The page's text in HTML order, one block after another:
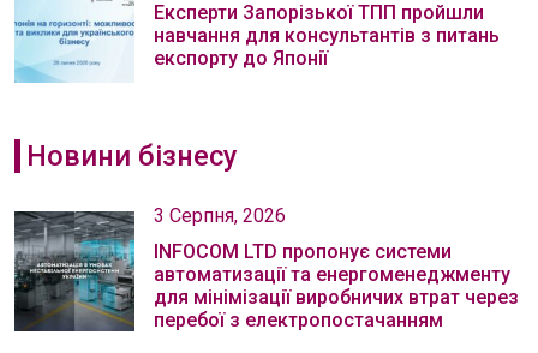
Експерти Запорізької ТПП пройшли
навчання для консультантів з питань
експорту до Японії
Новини бізнесу
3 Серпня, 2026
INFOCOM LTD пропонує системи
автоматизації та енергоменеджменту
для мінімізації виробничих втрат через
перебої з електропостачанням